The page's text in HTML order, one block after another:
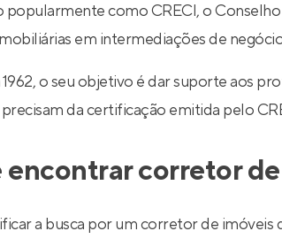
popularmente como CRECI, o
em intermediações de
o seu objetivo é dar suporte aos
da certificação emitida pelo
encontrar corretor
a busca por um corretor de imóveis